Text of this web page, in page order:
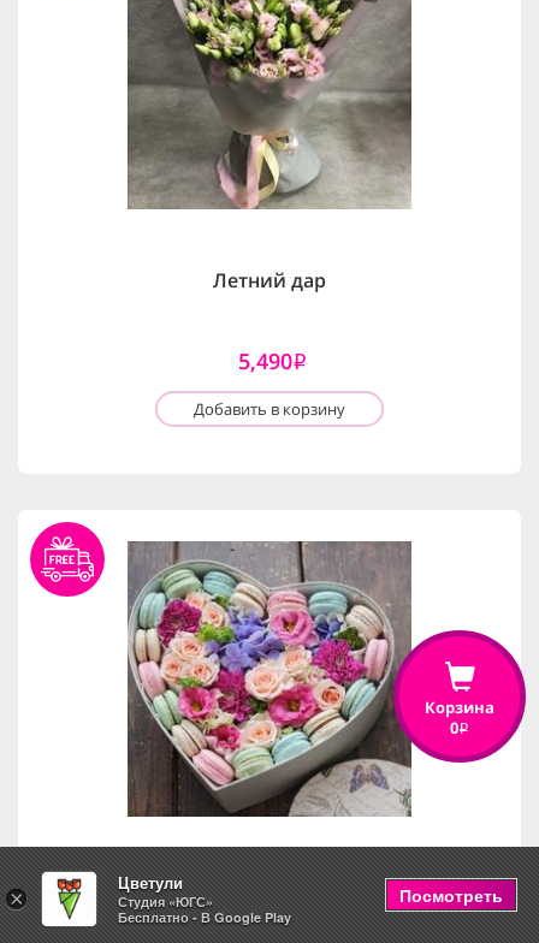
Летний дар
5,490i
Добавить в корзину
С любовью
Корзина
0i
×
Цветули
Студия «ЮГС»
Бесплатно - В Google Play
Посмотреть